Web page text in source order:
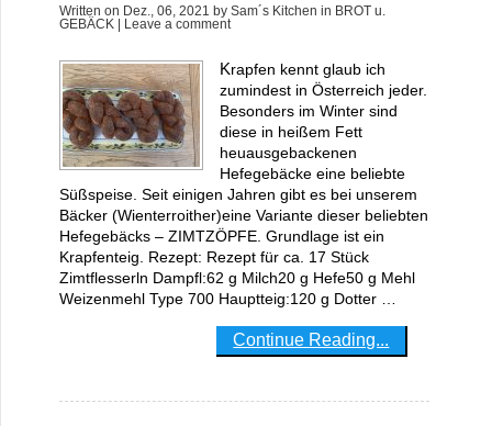
Written on Dez., 06, 2021 by Sam´s Kitchen in BROT u.
GEBÄCK
| Leave a comment
Krapfen kennt glaub ich
zumindest in Österreich jeder.
Besonders im Winter sind
diese in heißem Fett
heuausgebackenen
Hefegebäcke eine beliebte
Süßspeise. Seit einigen Jahren gibt es bei unserem
Bäcker (Wienterroither)eine Variante dieser beliebten
Hefegebäcks – ZIMTZÖPFE. Grundlage ist ein
Krapfenteig. Rezept: Rezept für ca. 17 Stück
Zimtflesserln Dampfl:62 g Milch20 g Hefe50 g Mehl
Weizenmehl Type 700 Hauptteig:120 g Dotter …
Continue Reading...